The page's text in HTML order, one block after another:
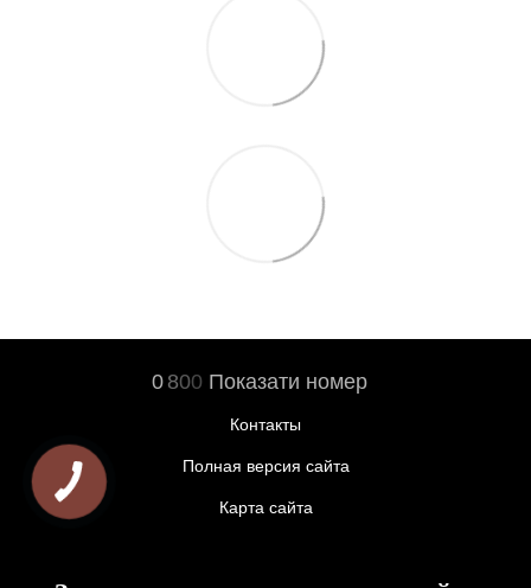
0 800 Показати номер
Контакты
Полная версия сайта
Карта сайта